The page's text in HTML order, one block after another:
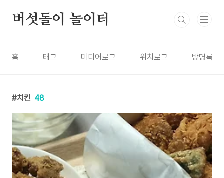
버섯돌이 놀이터
홈 태그 미디어로그 위치로그 방명록
치킨 48